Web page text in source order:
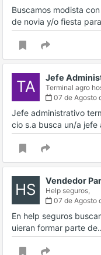
Buscamos modista
de novia y/o fiesta
TA Jefe
Terminal agro
07 de Agosto
Jefe administrativo
cio s.a busca un/a
HS Vendedor
Help seguros,
07 de Agosto
En help seguros
uieran formar parte